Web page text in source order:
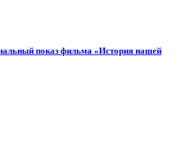
показ фильма «История нашей